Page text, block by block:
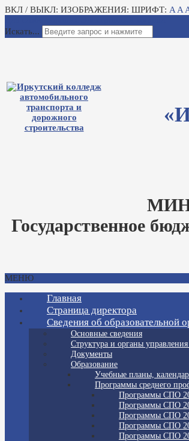
ВКЛ / ВЫКЛ: ИЗОБРАЖЕНИЯ: ШРИФТ: A A
Искать...
Государственное
МЕНЮ
Главная
Страница директора
Сведения об образовательной
Основные сведения
Структура и органы
Документы
Образование
Учебные планы,
Программы среднего
Программы СПО
Программы СПО
Программы СПО
Программы СПО
Программы СПО